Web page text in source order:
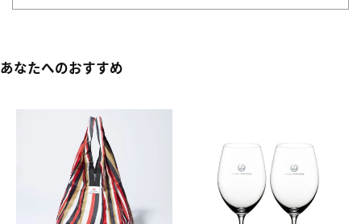
あなたへのおすすめ